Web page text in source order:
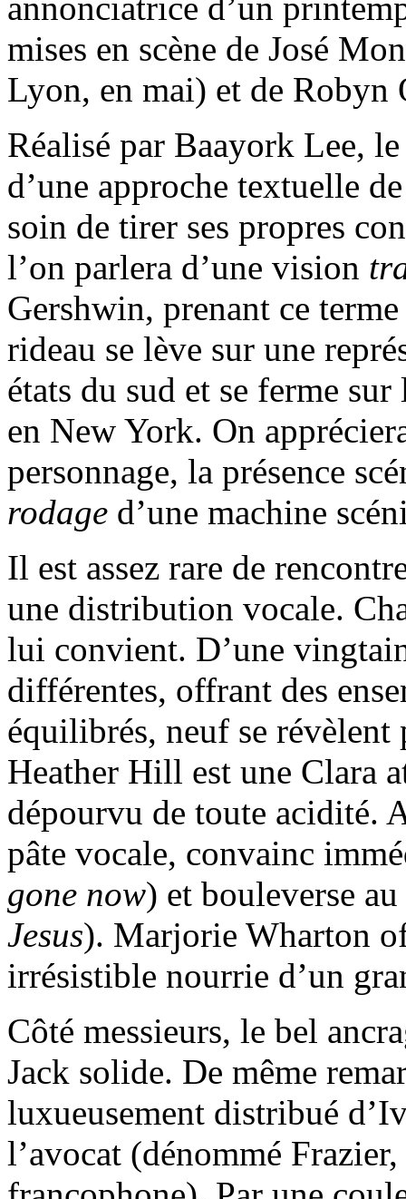
mises en scène de José
Lyon, en mai) et de Robyn
Réalisé par Baayork Lee,
d’une approche textuelle
soin de tirer ses propres
l’on parlera d’une vision
Gershwin, prenant ce
rideau se lève sur une
états du sud et se ferme
en New York. On
personnage, la présence
rodage d’une machine
Il est assez rare de
une distribution vocale.
lui convient. D’une
différentes, offrant des
équilibrés, neuf se
Heather Hill est une Clara
dépourvu de toute acidité.
pâte vocale, convainc
gone now) et bouleverse
Jesus). Marjorie Wharton
irrésistible nourrie d’un
Côté messieurs, le bel
Jack solide. De même
luxueusement distribué
l’avocat (dénommé